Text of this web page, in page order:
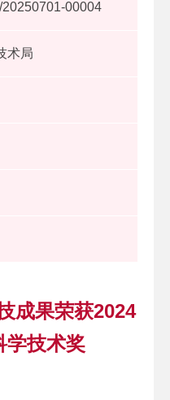
00004
术局
成果荣获2024
学技术奖